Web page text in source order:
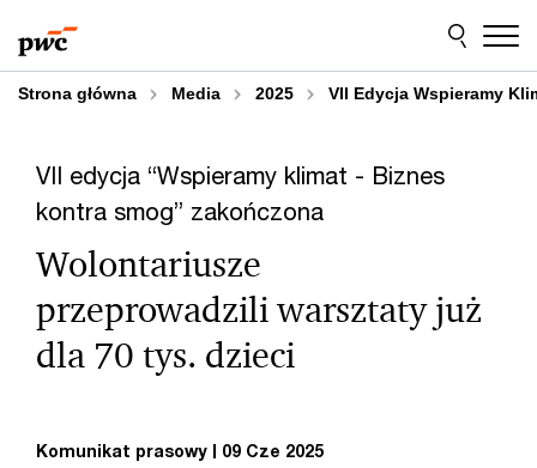
do
treści
do
stopki
Strona główna Media 2025 VII Edycja Wspieramy
VII edycja “Wspieramy klimat - Biznes
kontra smog” zakończona
Wolontariusze
przeprowadzili warsztaty już
dla 70 tys. dzieci
Komunikat prasowy 09 Cze 2025